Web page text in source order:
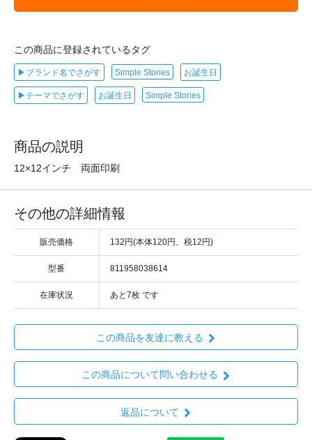
この商品に登録されているタグ
▶ブランド名でさがす Simple Stories お誕生日
▶テーマでさがす お誕生日 Simple Stories
商品の説明
12×12インチ 両面印刷
その他の詳細情報
販売価格 132円(本体120円、税12円)
型番 811958038614
在庫状況 あと7枚 です
この商品を友達に教える
この商品について問い合わせる
返品について